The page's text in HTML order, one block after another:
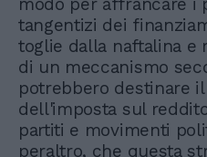
tangentizi dei
toglie dalla naftalina e
di un meccanismo
potrebbero destinare
dell'imposta sul
partiti e movimenti
peraltro, che questa